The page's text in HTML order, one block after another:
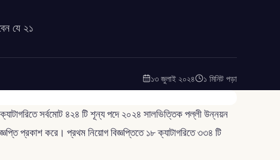
যে ২১
১৩ জুলাই ২০২৪ ১ মিনিট পড়া
সর্বমোট ৪২৪ টি শূন্য পদে ২০২৪ সালভিত্তিক পল্লী উন্নয়ন
প্রকাশ করে। প্রথম নিয়োগ বিজ্ঞপ্তিতে ১৮ ক্যাটাগরিতে ৩৩৪ টি